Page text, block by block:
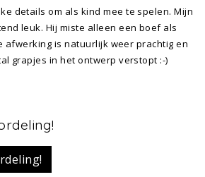
details om als kind mee te spelen. Mijn
leuk. Hij miste alleen een boef als
afwerking is natuurlijk weer prachtig en
grapjes in het ontwerp verstopt :-)